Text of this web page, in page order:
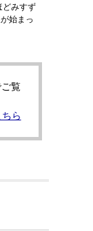
どみすず
始まっ
覧
ら